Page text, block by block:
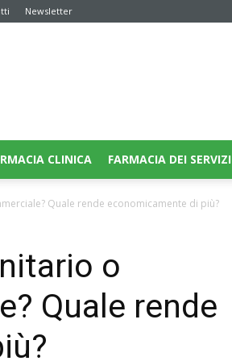
Newsletter
CLINICA FARMACIA DEI SERVIZI
Quale rende economicamente di più?
o
Quale rende